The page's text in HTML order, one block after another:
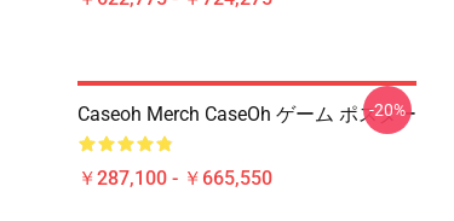
Caseoh Merch CaseOh ゲーム ポスター
￥287,100 - ￥665,550
-20%